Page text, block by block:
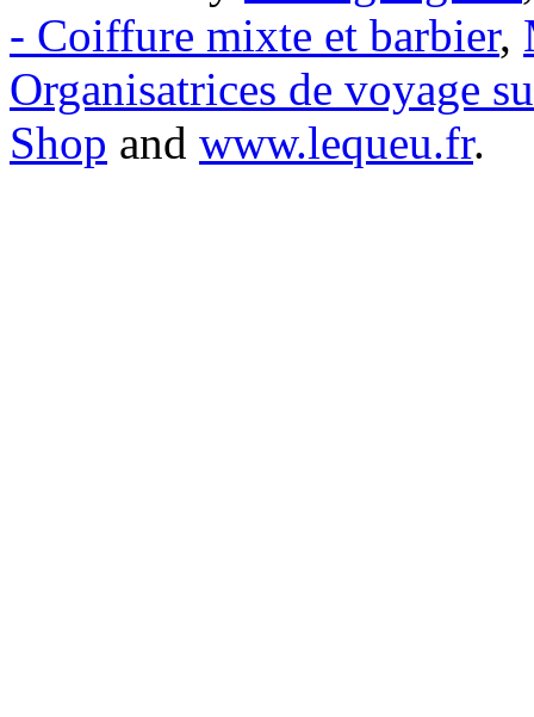
- Coiffure mixte et barbier,
Organisatrices de voyage
Shop and www.lequeu.fr.